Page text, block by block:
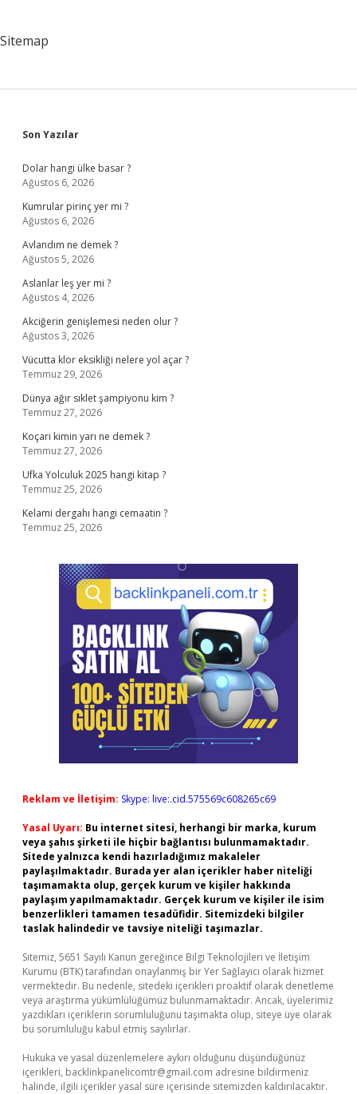
Sitemap
Sidebar
Son Yazılar
Dolar hangi ülke basar ?
Ağustos 6, 2026
Kumrular pirinç yer mi ?
Ağustos 6, 2026
Avlandım ne demek ?
Ağustos 5, 2026
Aslanlar leş yer mi ?
Ağustos 4, 2026
Akciğerin genişlemesi neden olur ?
Ağustos 3, 2026
Vücutta klor eksikliği nelere yol açar ?
Temmuz 29, 2026
Dünya ağır sıklet şampiyonu kim ?
Temmuz 27, 2026
Koçari kimin yarı ne demek ?
Temmuz 27, 2026
Ufka Yolculuk 2025 hangi kitap ?
Temmuz 25, 2026
Kelami dergahı hangi cemaatin ?
Temmuz 25, 2026
Reklam ve İletişim: Skype: live:.cid.575569c608265c69
Yasal Uyarı: Bu internet sitesi, herhangi bir marka, kurum
veya şahıs şirketi ile hiçbir bağlantısı bulunmamaktadır.
Sitede yalnızca kendi hazırladığımız makaleler
paylaşılmaktadır. Burada yer alan içerikler haber niteliği
taşımamakta olup, gerçek kurum ve kişiler hakkında
paylaşım yapılmamaktadır. Gerçek kurum ve kişiler ile isim
benzerlikleri tamamen tesadüfidir. Sitemizdeki bilgiler
taslak halindedir ve tavsiye niteliği taşımazlar.
Sitemiz, 5651 Sayılı Kanun gereğince Bilgi Teknolojileri ve İletişim
Kurumu (BTK) tarafından onaylanmış bir Yer Sağlayıcı olarak hizmet
vermektedir. Bu nedenle, sitedeki içerikleri proaktif olarak denetleme
veya araştırma yükümlülüğümüz bulunmamaktadır. Ancak, üyelerimiz
yazdıkları içeriklerin sorumluluğunu taşımakta olup, siteye üye olarak
bu sorumluluğu kabul etmiş sayılırlar.
Hukuka ve yasal düzenlemelere aykırı olduğunu düşündüğünüz
içerikleri, backlinkpanelicomtr@gmail.com adresine bildirmeniz
halinde, ilgili içerikler yasal süre içerisinde sitemizden kaldırılacaktır.